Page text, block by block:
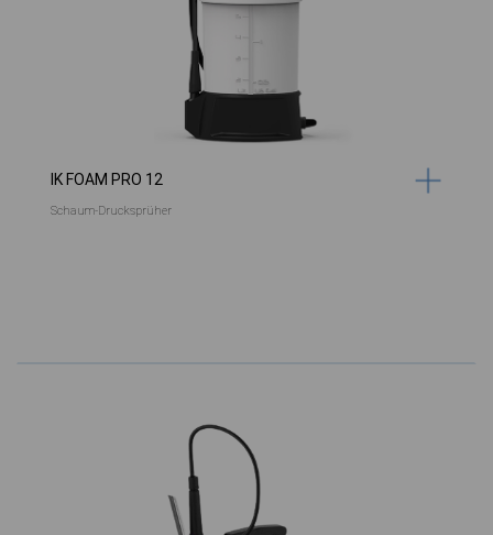
IK FOAM PRO 12
Schaum-Drucksprüher